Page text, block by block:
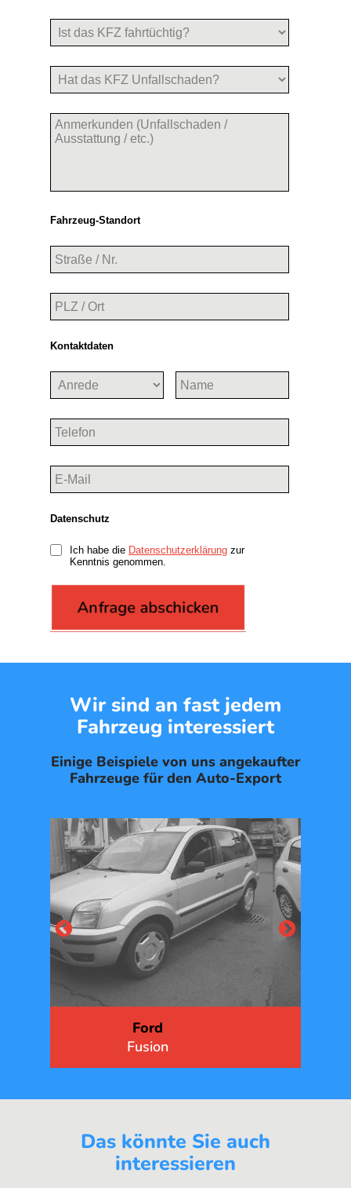
Fahrzeug-Standort
Kontaktdaten
Datenschutz
Ich habe die Datenschutzerklärung zur
Kenntnis genommen.
Wir sind an fast jedem
Fahrzeug interessiert
Einige Beispiele von uns angekaufter
Fahrzeuge für den Auto-Export
Punto
Das könnte Sie auch
interessieren